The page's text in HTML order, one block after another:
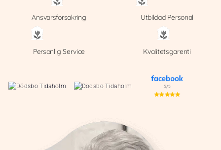
Ansvarsforsakring Utbildad Personal
Personlig Service Kvalitetsgarenti